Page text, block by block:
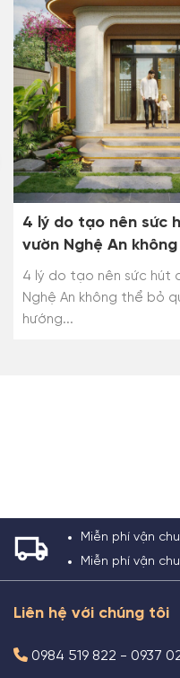
4 lý do tạo nên sức
vườn Nghệ An
4 lý do tạo nên sức hút
Nghệ An không thể bỏ
hướng...
Miễn phí vận
Miễn phí vận
Liên hệ với chúng tôi
0984 519 822 - 0937